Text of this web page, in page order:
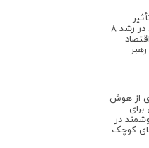
بهره‌وری در رشد ۸
از هوش
در
کوچک